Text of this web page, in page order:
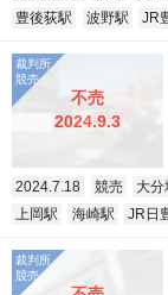
豊後荻駅
波野駅 JR
不売
2024.9.3
2024.7.18 競売 大
上岡駅
海崎駅 JR日